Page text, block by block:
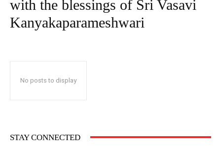
with the blessings of Sri Vasavi
Kanyakaparameshwari
No posts to display
STAY CONNECTED